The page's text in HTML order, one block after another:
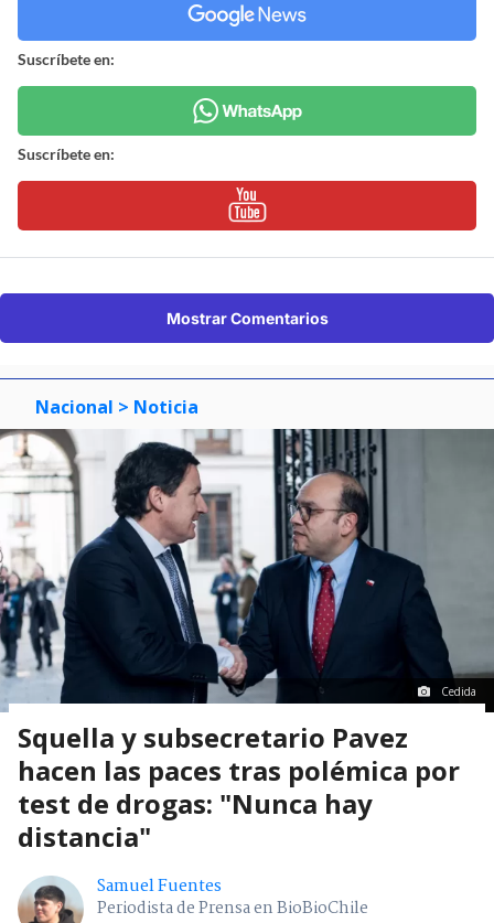
Suscríbete en:
Suscríbete en:
Mostrar Comentarios
Nacional > Noticia
Cedida
Squella y subsecretario Pavez
hacen las paces tras polémica por
test de drogas: "Nunca hay
distancia"
Samuel Fuentes
Periodista de Prensa en BioBioChile